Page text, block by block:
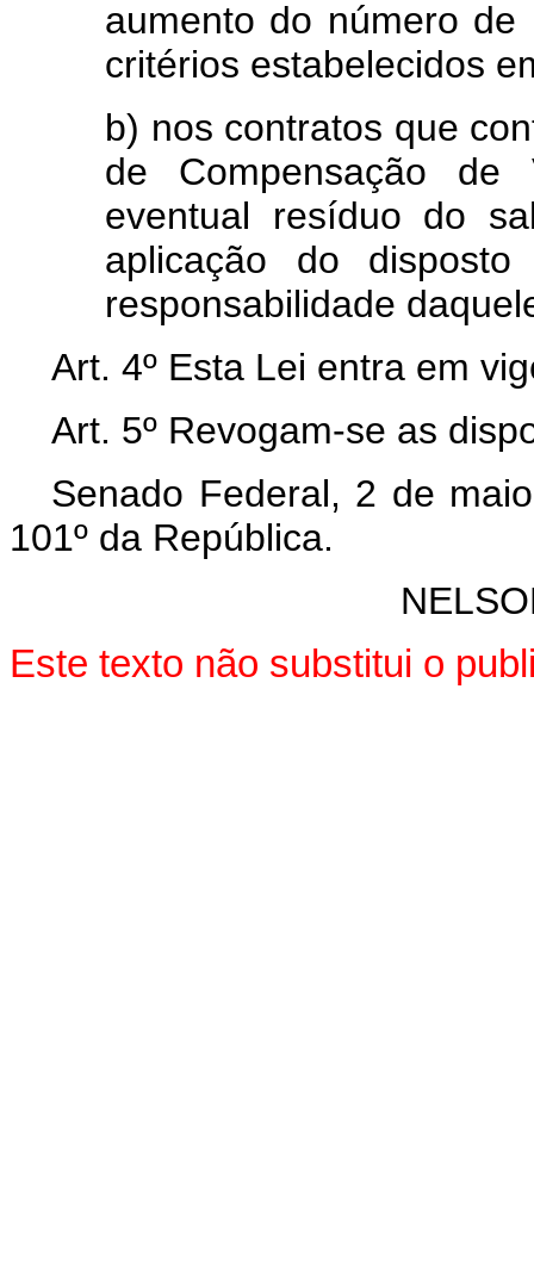
aumento do número
critérios estabelecidos
b) nos contratos que
de Compensação de
eventual resíduo do
aplicação do
responsabilidade
Art. 4º Esta Lei entra em
Art. 5º Revogam-se as
Senado Federal, 2 de
101º da República.
Este texto não substitui o